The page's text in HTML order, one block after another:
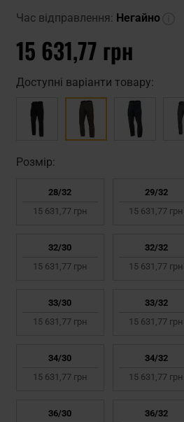
Час відправлення: Негайно
15 631,77 грн
Доступні варіанти товару:
Pозмір:
28/32
15 631,77 грн
29/32
15 631,77 грн
32/30
15 631,77 грн
32/32
15 631,77 грн
33/30
15 631,77 грн
33/32
15 631,77 грн
34/30
15 631,77 грн
34/32
15 631,77 грн
36/30
36/32